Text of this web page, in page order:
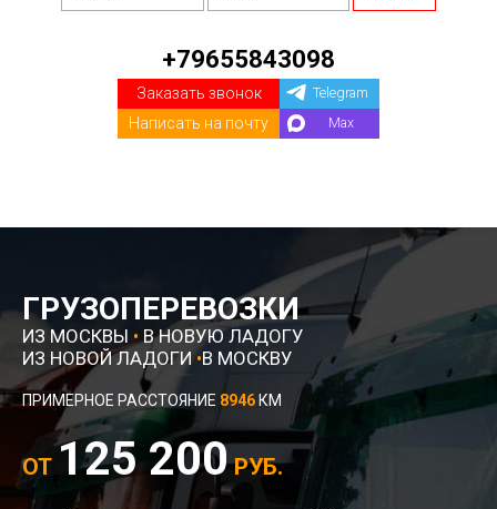
+79655843098
Заказать звонок
Написать на почту
Telegram
Max
ГРУЗОПЕРЕВОЗКИ
ИЗ МОСКВЫ •В НОВУЮ ЛАДОГУ
ИЗ НОВОЙ ЛАДОГИ•В МОСКВУ
ПРИМЕРНОЕ РАССТОЯНИЕ 8946 КМ
ОТ 125 200РУБ.